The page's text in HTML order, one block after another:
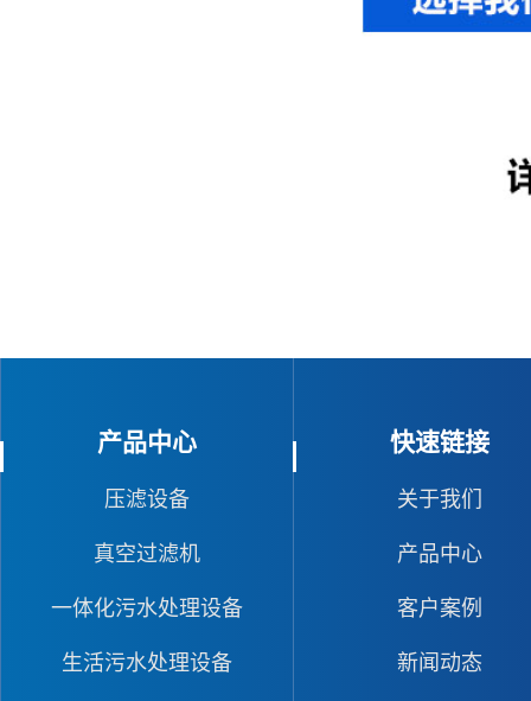
产品中心
压滤设备
真空过滤机
一体化污水处理设备
生活污水处理设备
快速链接
关于我们
产品中心
客户案例
新闻动态